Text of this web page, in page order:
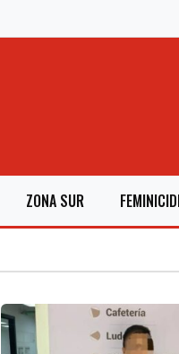
ZONA SUR